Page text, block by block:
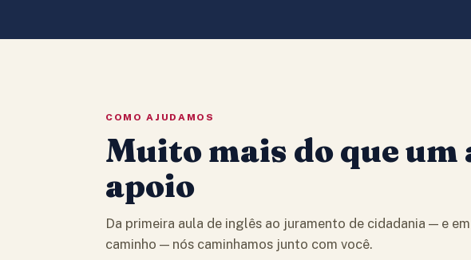
COMO AJUDAMOS
Muito mais do que um
apoio
Da primeira aula de inglês ao juramento de cidadania — e
caminho — nós caminhamos junto com você.